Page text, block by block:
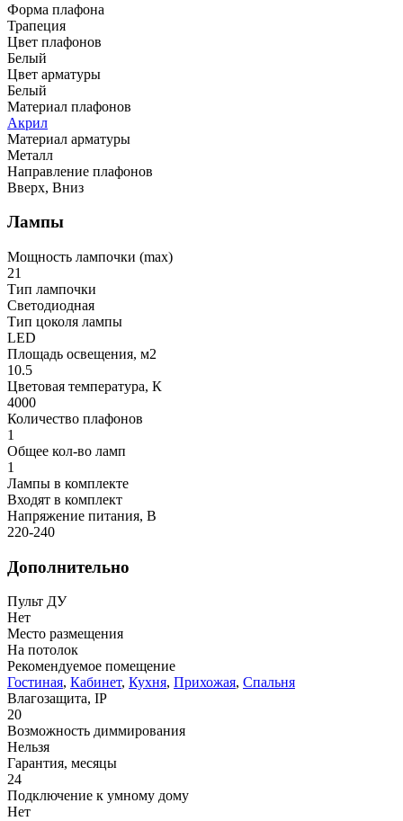
Форма плафона
Трапеция
Цвет плафонов
Белый
Цвет арматуры
Белый
Материал плафонов
Акрил
Материал арматуры
Металл
Направление плафонов
Вверх, Вниз
Лампы
Мощность лампочки (max)
21
Тип лампочки
Светодиодная
Тип цоколя лампы
LED
Площадь освещения, м2
10.5
Цветовая температура, К
4000
Количество плафонов
1
Общее кол-во ламп
1
Лампы в комплекте
Входят в комплект
Напряжение питания, В
220-240
Дополнительно
Пульт ДУ
Нет
Место размещения
На потолок
Рекомендуемое помещение
Гостиная, Кабинет, Кухня, Прихожая, Спальня
Влагозащита, IP
20
Возможность диммирования
Нельзя
Гарантия, месяцы
24
Подключение к умному дому
Нет